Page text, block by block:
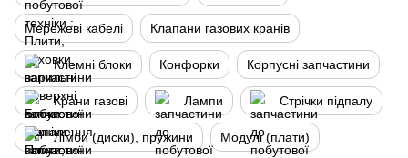
Мережеві кабелі Клапани газових кранів
Клемні блоки Конфорки Корпусні запчастини
Крани газові Лампи Стрічки підпалу
Лімби (диски), пружини Модулі (плати)